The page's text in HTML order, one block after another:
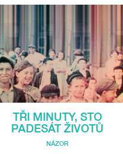
TŘI MINUTY, STO
PADESÁT ŽIVOTŮ
NÁZOR